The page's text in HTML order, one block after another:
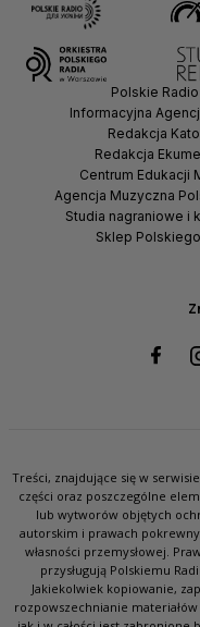
Polskie Radio
Informacyjna
Redakcja
Redakcja
Centrum Edukacji
Agencja Muzyczna
Studia nagraniowe i
Sklep
Treści, znajdujące się w
części oraz poszczególne
lub wytworów objętych
autorskim i prawach
własności przemysłowej.
przysługują Polskiemu
Jakiekolwiek kopiowanie,
rozpowszechnianie